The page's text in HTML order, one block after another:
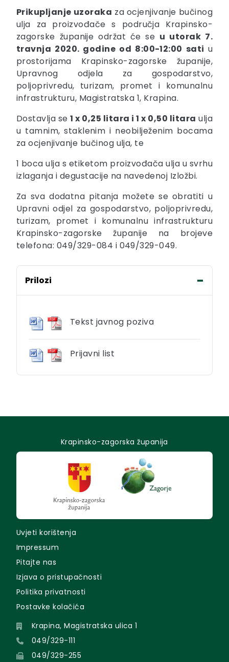
Prikupljanje uzoraka za ocjenjivanje bučinog
ulja za proizvođače s područja Krapinsko-
zagorske županije održat će se u utorak 7.
travnja 2020. godine od 8:00-12:00 sati u
prostorijama Krapinsko-zagorske županije,
Upravnog odjela za gospodarstvo,
poljoprivredu, turizam, promet i komunalnu
infrastrukturu, Magistratska 1, Krapina.
Dostavlja se1 x 0,25 litara i 1 x 0,50 litara ulja
u tamnim, staklenim i neobilježenim bocama
za ocjenjivanje bučinog ulja, te
1 boca ulja s etiketom proizvođača ulja u svrhu
izlaganja i degustacije na navedenoj Izložbi.
Za sva dodatna pitanja možete se obratiti u
Upravni odjel za gospodarstvo, poljoprivredu,
turizam, promet i komunalnu infrastrukturu
Krapinsko-zagorske županije na brojeve
telefona: 049/329-084 i 049/329-049.
Prilozi
Tekst javnog poziva
Prijavni list
Krapinsko-zagorska županija
Uvjeti korištenja
Impressum
Pitajte nas
Izjava o pristupačnosti
Politika privatnosti
Postavke kolačića
Krapina, Magistratska ulica 1
049/329-111
049/329-255